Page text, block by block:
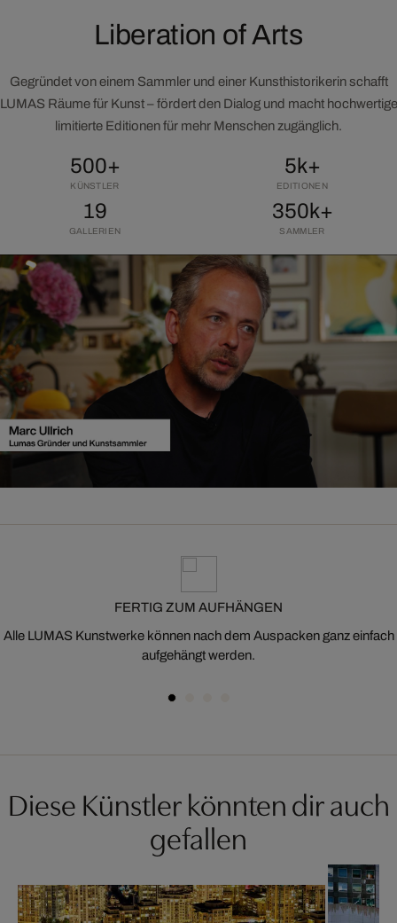
Liberation of Arts
Gegründet von einem Sammler und einer Kunsthistorikerin schafft
LUMAS Räume für Kunst – fördert den Dialog und macht hochwertige
limitierte Editionen für mehr Menschen zugänglich.
500+
KÜNSTLER
5k+
EDITIONEN
19
GALLERIEN
350k+
SAMMLER
FERTIG ZUM AUFHÄNGEN
Alle LUMAS Kunstwerke können nach dem Auspacken ganz einfach
aufgehängt werden.
Diese Künstler könnten dir auch
gefallen